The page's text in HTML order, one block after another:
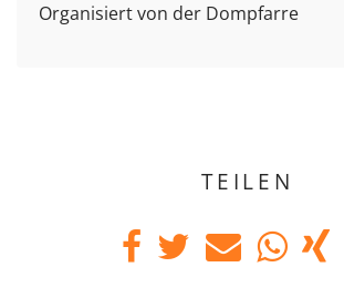
Organisiert von der Dompfarre
TEILEN